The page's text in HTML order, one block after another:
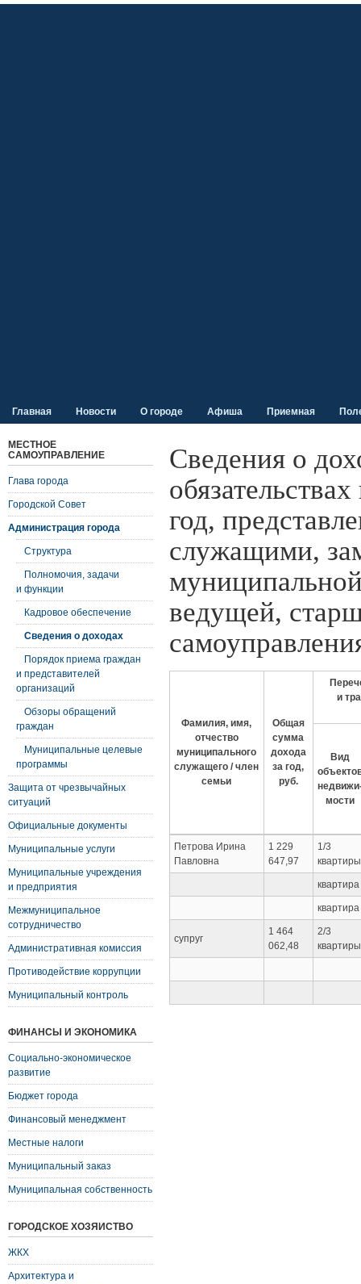
Главная Новости О городе Афиша Приемная
Сведения о
год,
служащими,
ведущей,
Фамилия, имя,
отчество
муниципального
служащего / член
семьи
Общая
сумма
дохода
за год,
руб.
и
Вид
мости
Петрова Ирина
Павловна
1 229
647,97
1/3
квартиры
квартира
квартира
супруг
1 464
062,48
2/3
квартиры
МЕСТНОЕ
САМОУПРАВЛЕНИЕ
Глава города
Городской Совет
Администрация города
Структура
Полномочия, задачи
и функции
Кадровое обеспечение
Сведения о доходах
Порядок приема граждан
и представителей
организаций
Обзоры обращений
граждан
Муниципальные целевые
программы
Защита от чрезвычайных
ситуаций
Официальные документы
Муниципальные услуги
Муниципальные учреждения
и предприятия
Межмуниципальное
сотрудничество
Административная комиссия
Противодействие коррупции
Муниципальный контроль
ФИНАНСЫ И ЭКОНОМИКА
Социально-экономическое
развитие
Бюджет города
Финансовый менеджмент
Местные налоги
Муниципальный заказ
Муниципальная собственность
ГОРОДСКОЕ ХОЗЯЙСТВО
ЖКХ
Архитектура и